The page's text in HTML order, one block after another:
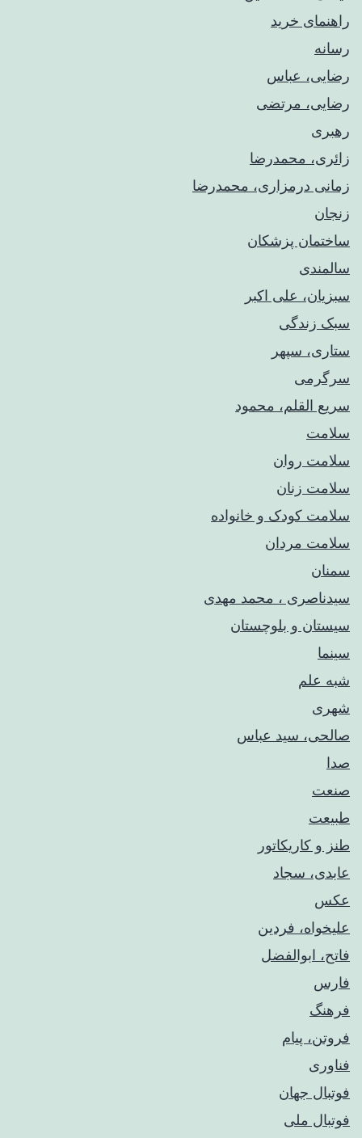
راهنمای خريد
رسانه
رضایی، عباس
رضایی، مرتضی
رهبری
زائری، محمدرضا
زمانی درمزاری، محمدرضا
زنجان
ساختمان پزشکان
سالمندی
سبزیان، علی اکبر
سبک زندگی
ستاری، سپهر
سرگرمی
سریع القلم، محمود
سلامت
سلامت روان
سلامت زنان
سلامت کودک‌ و خانواده
سلامت مردان
سمنان
سیدناصری ، محمد مهدی
سیستان و بلوچستان
سینما
شبه علم
شهری
صالحی، سید عباس
صدا
صنعت
طبیعت
طنز و کاریکاتور
عابدی، سجاد
عکس
علیخواه، فردین
فاتح، ابوالفضل
فارس
فرهنگ
فروتن، پیام
فناوری
فوتبال جهان
فوتبال ملی